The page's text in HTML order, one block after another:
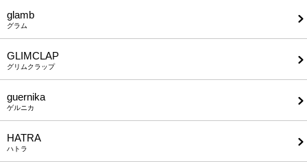
glamb
グラム
GLIMCLAP
グリムクラップ
guernika
ゲルニカ
HATRA
ハトラ